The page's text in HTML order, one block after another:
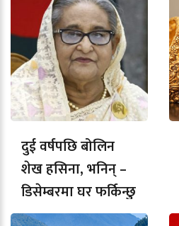
दुई वर्षपछि बोलिन
शेख हसिना, भनिन् –
डिसेम्बरमा घर फर्किन्छु